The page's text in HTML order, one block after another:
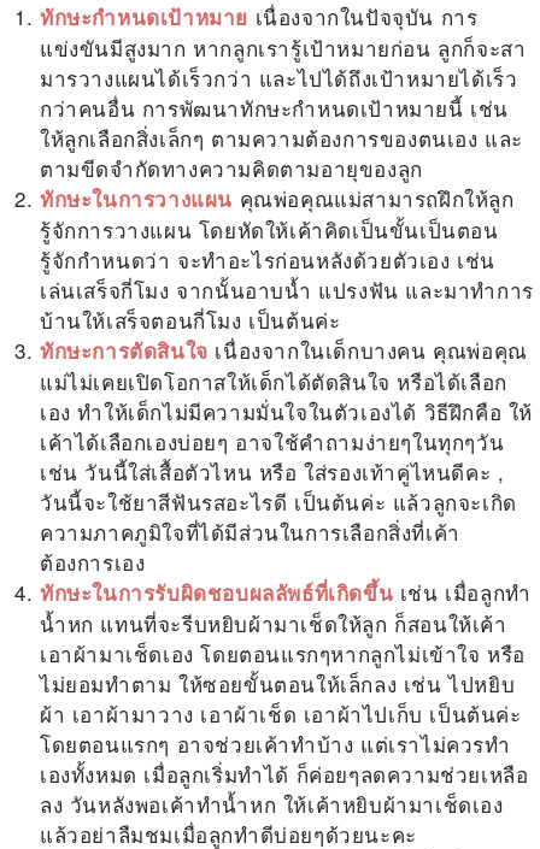
ทักษะกำหนดเป้าหมาย เนื่องจากในปัจจุบัน การ
แข่งขันมีสูงมาก หากลูกเรารู้เป้าหมายก่อน ลูกก็จะสา
มารวางแผนได้เร็วกว่า และไปได้ถึงเป้าหมายได้เร็ว
กว่าคนอื่น การพัฒนาทักษะกำหนดเป้าหมายนี้ เช่น
ให้ลูกเลือกสิ่งเล็กๆ ตามความต้องการของตนเอง และ
ตามขีดจำกัดทางความคิดตามอายุของลูก
ทักษะในการวางแผน คุณพ่อคุณแม่สามารถฝึกให้ลูก
รู้จักการวางแผน โดยหัดให้เค้าคิดเป็นขั้นเป็นตอน
รู้จักกำหนดว่า จะทำอะไรก่อนหลังด้วยตัวเอง เช่น
เล่นเสร็จกี่โมง จากนั้นอาบน้ำ แปรงฟัน และมาทำการ
บ้านให้เสร็จตอนกี่โมง เป็นต้นค่ะ
ทักษะการตัดสินใจ เนื่องจากในเด็กบางคน คุณพ่อคุณ
แม่ไม่เคยเปิดโอกาสให้เด็กได้ตัดสินใจ หรือได้เลือก
เอง ทำให้เด็กไม่มีความมั่นใจในตัวเองได้ วิธีฝึกคือ ให้
เค้าได้เลือกเองบ่อยๆ อาจใช้คำถามง่ายๆในทุกๆวัน
เช่น วันนี้ใส่เสื้อตัวไหน หรือ ใส่รองเท้าคู่ไหนดีคะ ,
วันนี้จะใช้ยาสีฟันรสอะไรดี เป็นต้นค่ะ แล้วลูกจะเกิด
ความภาคภูมิใจที่ได้มีส่วนในการเลือกสิ่งที่เค้า
ต้องการเอง
ทักษะในการรับผิดชอบผลลัพธ์ที่เกิดขึ้น เช่น เมื่อลูกทำ
น้ำหก แทนที่จะรีบหยิบผ้ามาเช็ดให้ลูก ก็สอนให้เค้า
เอาผ้ามาเช็ดเอง โดยตอนแรกๆหากลูกไม่เข้าใจ หรือ
ไม่ยอมทำตาม ให้ซอยขั้นตอนให้เล็กลง เช่น ไปหยิบ
ผ้า เอาผ้ามาวาง เอาผ้าเช็ด เอาผ้าไปเก็บ เป็นต้นค่ะ
โดยตอนแรกๆ อาจช่วยเค้าทำบ้าง แต่เราไม่ควรทำ
เองทั้งหมด เมื่อลูกเริ่มทำได้ ก็ค่อยๆลดความช่วยเหลือ
ลง วันหลังพอเค้าทำน้ำหก ให้เค้าหยิบผ้ามาเช็ดเอง
แล้วอย่าลืมชมเมื่อลูกทำดีบ่อยๆด้วยนะคะ